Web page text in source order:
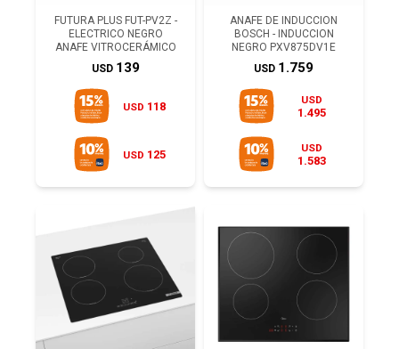
FUTURA PLUS FUT-PV2Z -
ELECTRICO NEGRO
ANAFE VITROCERÁMICO
USD 139
USD 118
USD 125
ANAFE DE INDUCCION
BOSCH - INDUCCION
NEGRO PXV875DV1E
USD 1.759
USD
1.495
USD
1.583